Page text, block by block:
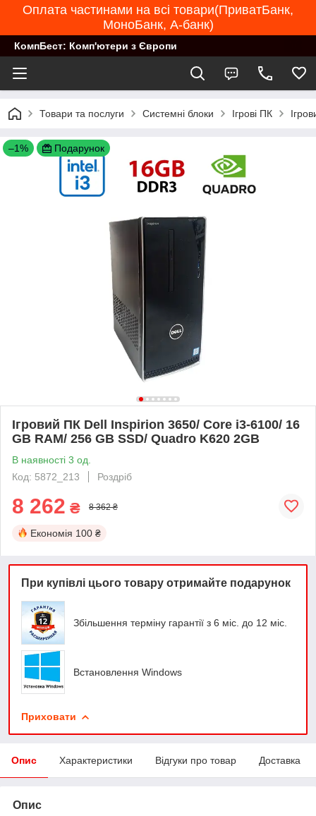
Оплата частинами на всі товари(ПриватБанк,
МоноБанк, А-банк)
КомпБест: Комп'ютери з Європи
Товари та послуги Системні блоки Ігрові ПК
–1% Подарунок
Ігровий ПК Dell Inspirion 3650/ Core i3-6100/ 16
GB RAM/ 256 GB SSD/ Quadro K620 2GB
В наявності 3 од.
Код: 5872_213
Роздріб
8 262 ₴ 8 362 ₴
Економія 100 ₴
При купівлі цього товару отримайте подарунок
Збільшення терміну гарантії з 6 міс. до 12 міс.
Встановлення Windows
Приховати
Опис Характеристики Відгуки про товар Доставка
Опис